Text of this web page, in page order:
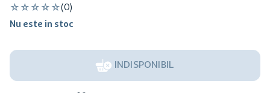
☆ ☆ ☆ ☆ ☆(0)
Nu este in stoc
INDISPONIBIL